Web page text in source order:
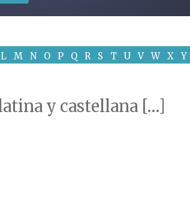
L M N O P Q R S T U V W X Y
y castellana […]